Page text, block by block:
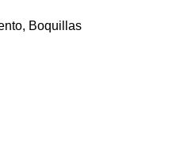
, Boquillas